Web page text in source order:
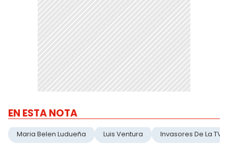
EN ESTA NOTA
Maria Belen Ludueña Luis Ventura Invasores De La TV